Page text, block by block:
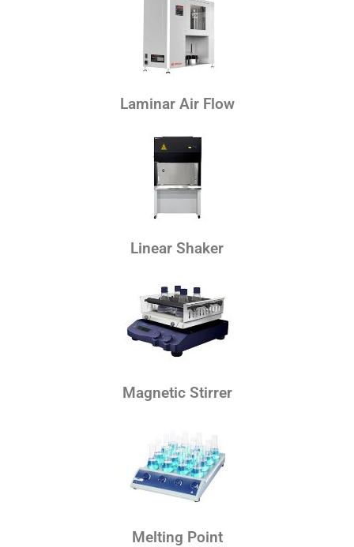
Laminar Air Flow
Linear Shaker
Magnetic Stirrer
Melting Point